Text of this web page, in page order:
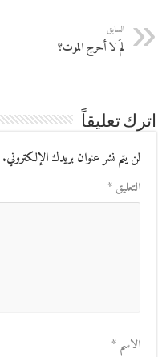
السابق
لمَ لا أحرج الموت؟
اترك تعليقاً
لن يتم نشر عنوان بريدك الإلكتروني.
التعليق*
الاسم*